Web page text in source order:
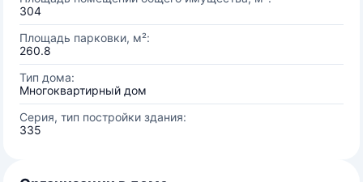
304
Площадь парковки, м²:
260.8
Тип дома:
Многоквартирный дом
Серия, тип постройки здания:
335